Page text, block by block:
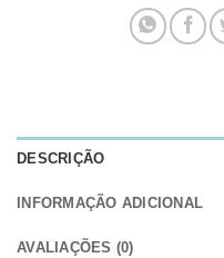
DESCRIÇÃO
INFORMAÇÃO ADICIONAL
AVALIAÇÕES (0)